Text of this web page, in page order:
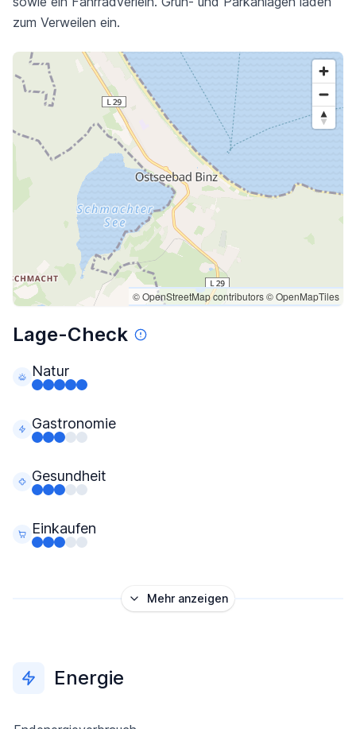
zum Verweilen ein.
© OpenStreetMap contributors© OpenMapTiles
Lage-Check
Natur
Gastronomie
Gesundheit
Einkaufen
Mehr anzeigen
Energie